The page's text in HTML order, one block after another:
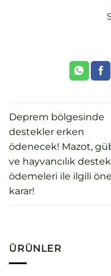
Deprem bölgesinde
destekler erken
ödenecek! Mazot,
ve hayvancılık destek
ödemeleri ile ilgili
karar!
ÜRÜNLER